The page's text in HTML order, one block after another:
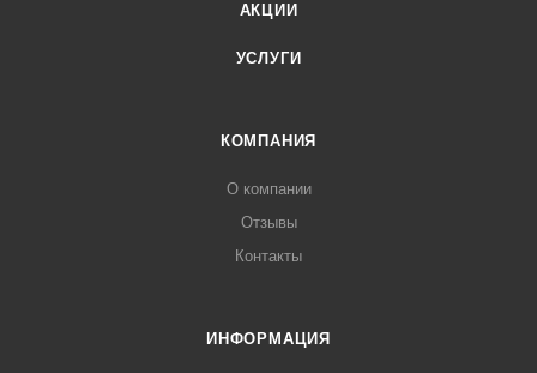
АКЦИИ
УСЛУГИ
КОМПАНИЯ
О компании
Отзывы
Контакты
ИНФОРМАЦИЯ